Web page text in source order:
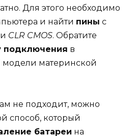
Для этого необходимо
и найти пины с
CLR CMOS. Обратите
подключения в
модели материнской
не подходит, можно
способ, который
батареи на